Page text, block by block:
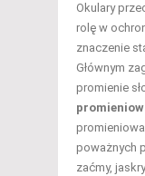
Okulary
rolę w
znaczenie
Głównym
promienie
poważnych
zaćmy,